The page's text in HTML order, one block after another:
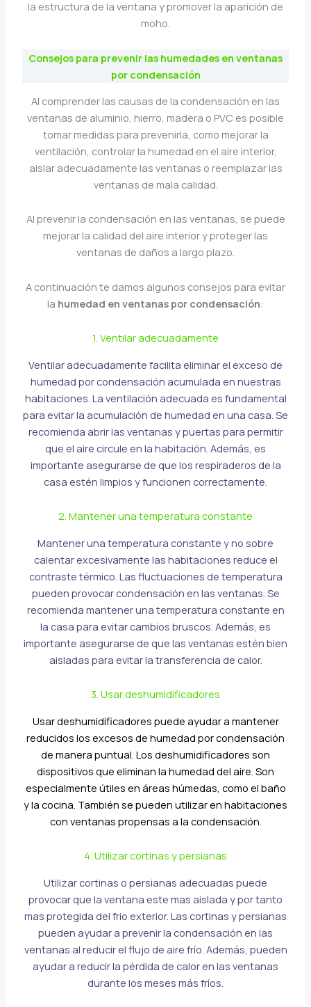
la estructura de la ventana y promover la aparición de
moho.
Consejos para prevenir las humedades en ventanas
por condensación
Al comprender las causas de la condensación en las
ventanas de aluminio, hierro, madera o PVC es posible
tomar medidas para prevenirla, como mejorar la
ventilación, controlar la humedad en el aire interior,
aislar adecuadamente las ventanas o reemplazar las
ventanas de mala calidad.
Al prevenir la condensación en las ventanas, se puede
mejorar la calidad del aire interior y proteger las
ventanas de daños a largo plazo.
A continuación te damos algunos consejos para evitar
la humedad en ventanas por condensación:
1. Ventilar adecuadamente
Ventilar adecuadamente facilita eliminar el exceso de
humedad por condensación acumulada en nuestras
habitaciones. La ventilación adecuada es fundamental
para evitar la acumulación de humedad en una casa. Se
recomienda abrir las ventanas y puertas para permitir
que el aire circule en la habitación. Además, es
importante asegurarse de que los respiraderos de la
casa estén limpios y funcionen correctamente.
2. Mantener una temperatura constante
Mantener una temperatura constante y no sobre
calentar excesivamente las habitaciones reduce el
contraste térmico. Las fluctuaciones de temperatura
pueden provocar condensación en las ventanas. Se
recomienda mantener una temperatura constante en
la casa para evitar cambios bruscos. Además, es
importante asegurarse de que las ventanas estén bien
aisladas para evitar la transferencia de calor.
3. Usar deshumidificadores
Usar deshumidificadores puede ayudar a mantener
reducidos los excesos de humedad por condensación
de manera puntual. Los deshumidificadores son
dispositivos que eliminan la humedad del aire. Son
especialmente útiles en áreas húmedas, como el baño
y la cocina. También se pueden utilizar en habitaciones
con ventanas propensas a la condensación.
4. Utilizar cortinas y persianas
Utilizar cortinas o persianas adecuadas puede
provocar que la ventana este mas aislada y por tanto
mas protegida del frio exterior. Las cortinas y persianas
pueden ayudar a prevenir la condensación en las
ventanas al reducir el flujo de aire frío. Además, pueden
ayudar a reducir la pérdida de calor en las ventanas
durante los meses más fríos.